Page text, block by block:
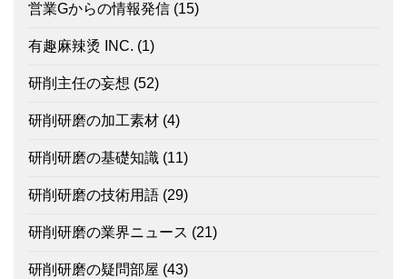
営業Gからの情報発信 (15)
有趣麻辣烫 INC. (1)
研削主任の妄想 (52)
研削研磨の加工素材 (4)
研削研磨の基礎知識 (11)
研削研磨の技術用語 (29)
研削研磨の業界ニュース (21)
研削研磨の疑問部屋 (43)